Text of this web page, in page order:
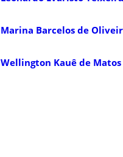
Marina Barcelos de
Wellington Kauê de Matos